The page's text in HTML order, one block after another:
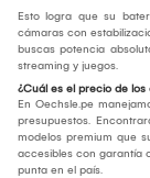
Esto logra que su
cámaras con
buscas potencia
streaming y juegos.
¿Cuál es el precio de los
En Oechsle.pe
presupuestos.
modelos premium que
accesibles con garantía
punta en el país.